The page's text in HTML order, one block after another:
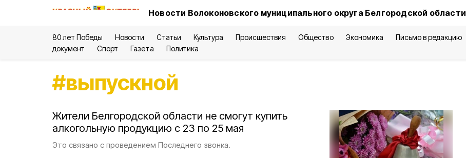
Новости Волоконовского муниципального округа Белгородской области
80 лет Победы Новости Статьи Культура Происшествия Общество Экономика Письмо в редакцию
документ
Спорт Газета Политика
#выпускной
Жители Белгородской области не смогут купить
алкогольную продукцию с 23 по 25 мая
Это связано с проведением Последнего звонка.